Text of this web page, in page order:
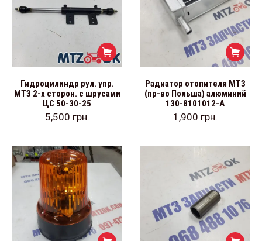
Гидроцилиндр рул. упр.
МТЗ 2-х сторон. с шрусами
ЦС 50-30-25
5,500 грн.
Радиатор отопителя МТЗ
(пр-во Польша) алюминий
130-8101012-А
1,900 грн.